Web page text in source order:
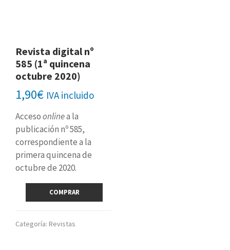
Revista digital nº
585 (1ª quincena
octubre 2020)
1,90€ IVA incluido
Accesoonlinea la
publicación nº 585,
correspondiente a la
primera quincena de
octubre de 2020.
585
COMPRAR
Categoría: Revistas